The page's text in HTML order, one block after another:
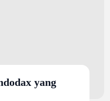
yang